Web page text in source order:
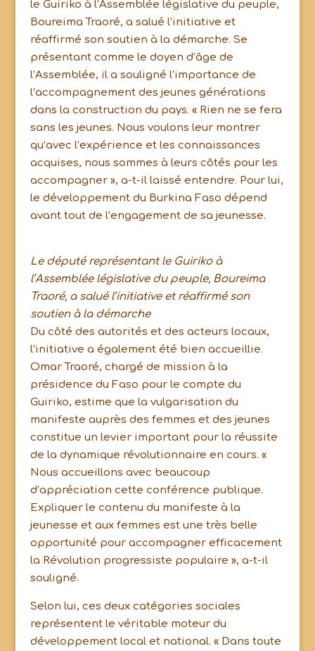
le Guiriko à l’Assemblée législative du peuple,
Boureima Traoré, a salué l’initiative et
réaffirmé son soutien à la démarche. Se
présentant comme le doyen d’âge de
l’Assemblée, il a souligné l’importance de
l’accompagnement des jeunes générations
dans la construction du pays. « Rien ne se fera
sans les jeunes. Nous voulons leur montrer
qu’avec l’expérience et les connaissances
acquises, nous sommes à leurs côtés pour les
accompagner », a-t-il laissé entendre. Pour lui,
le développement du Burkina Faso dépend
avant tout de l’engagement de sa jeunesse.
Le député représentant le Guiriko à
l’Assemblée législative du peuple, Boureima
Traoré, a salué l’initiative et réaffirmé son
soutien à la démarche
Du côté des autorités et des acteurs locaux,
l’initiative a également été bien accueillie.
Omar Traoré, chargé de mission à la
présidence du Faso pour le compte du
Guiriko, estime que la vulgarisation du
manifeste auprès des femmes et des jeunes
constitue un levier important pour la réussite
de la dynamique révolutionnaire en cours. «
Nous accueillons avec beaucoup
d’appréciation cette conférence publique.
Expliquer le contenu du manifeste à la
jeunesse et aux femmes est une très belle
opportunité pour accompagner efficacement
la Révolution progressiste populaire », a-t-il
souligné.
Selon lui, ces deux catégories sociales
représentent le véritable moteur du
développement local et national. « Dans toute